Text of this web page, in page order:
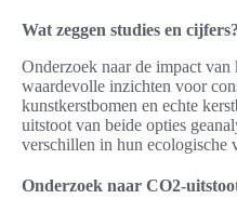
Wat zeggen studies en cijfers?
Onderzoek naar de impact
waardevolle inzichten voor
kunstkerstbomen en echte
uitstoot van beide opties
verschillen in hun ecologische
Onderzoek naar CO2-